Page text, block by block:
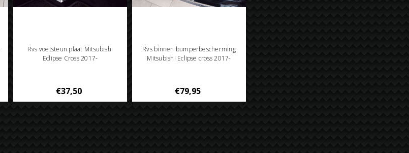
Rvs voetsteun plaat Mitsubishi
Eclipse Cross 2017-
€37,50
Rvs binnen bumperbescherming
Mitsubishi Eclipse cross 2017-
€79,95